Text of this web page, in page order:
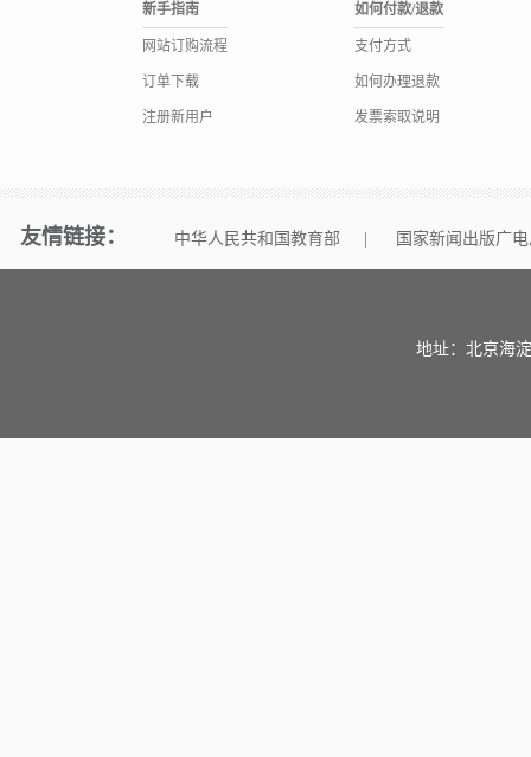
新手指南
网站订购流程
订单下载
注册新用户
如何付款/退款
支付方式
如何办理退款
发票索取说明
友情链接： 中华人民共和国教育部 国家新闻出版广
地址：北京海